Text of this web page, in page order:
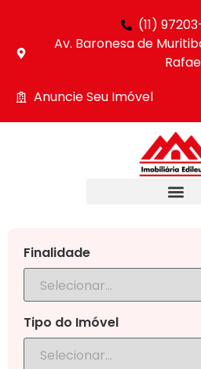
(11)
Av. Baronesa de
Anuncie Seu Imóvel
Finalidade
Tipo do Imóvel